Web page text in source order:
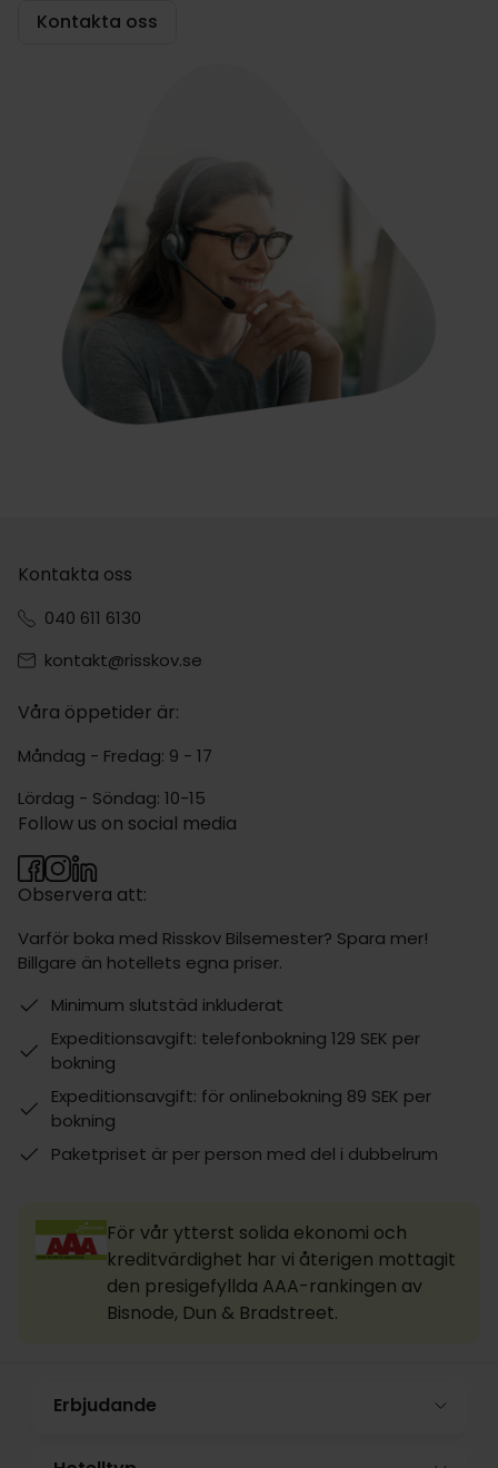
Kontakta oss
Kontakta oss
040 611 6130
kontakt@risskov.se
Våra öppetider är:
Måndag - Fredag: 9 - 17
Lördag - Söndag: 10-15
Observera att:
Varför boka med Risskov Bilsemester? Spara mer!
Billgare än hotellets egna priser.
Minimum slutstäd inkluderat
Expeditionsavgift: telefonbokning 129 SEK per
bokning
Expeditionsavgift: för onlinebokning 89 SEK per
bokning
Paketpriset är per person med del i dubbelrum
Follow us on social media
För vår ytterst solida ekonomi och
kreditvärdighet har vi återigen mottagit
den presigefyllda AAA-rankingen av
Bisnode, Dun & Bradstreet.
Erbjudande